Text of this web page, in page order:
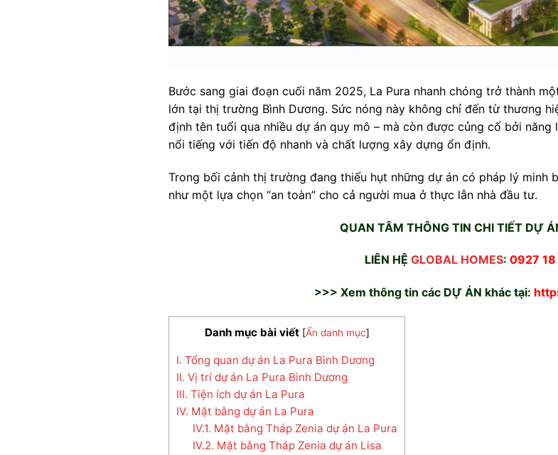
Bước sang giai đoạn cuối năm 2025, La Pura nhanh chóng trở thành
lớn tại thị trường Bình Dương. Sức nóng này không chỉ đến từ thương
định tên tuổi qua nhiều dự án quy mô – mà còn được củng cố bởi
nổi tiếng với tiến độ nhanh và chất lượng xây dựng ổn định.
Trong bối cảnh thị trường đang thiếu hụt những dự án có pháp lý minh
như một lựa chọn “an toàn” cho cả người mua ở thực lẫn nhà đầu tư.
QUAN TÂM THÔNG TIN CHI TIẾT DỰ
LIÊN HỆ GLOBAL HOMES: 0927
>>> Xem thông tin các DỰ ÁN khác tại:
Danh mục bài viết [Ẩn danh mục]
I. Tổng quan dự án La Pura Bình Dương
II. Vị trí dự án La Pura Bình Dương
III. Tiện ích dự án La Pura
IV. Mặt bằng dự án La Pura
IV.1. Mặt bằng Tháp Zenia dự án La Pura
IV.2. Mặt bằng Tháp Zenia dự án Lisa